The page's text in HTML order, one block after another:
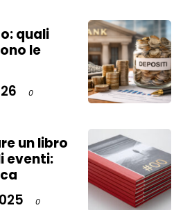
quali
le
0
un libro
eventi:
0